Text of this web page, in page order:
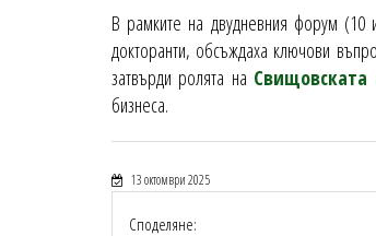
В рамките на двудневния форум (10
докторанти, обсъждаха ключови
затвърди ролята на
бизнеса.
13 октомври 2025
Споделяне: